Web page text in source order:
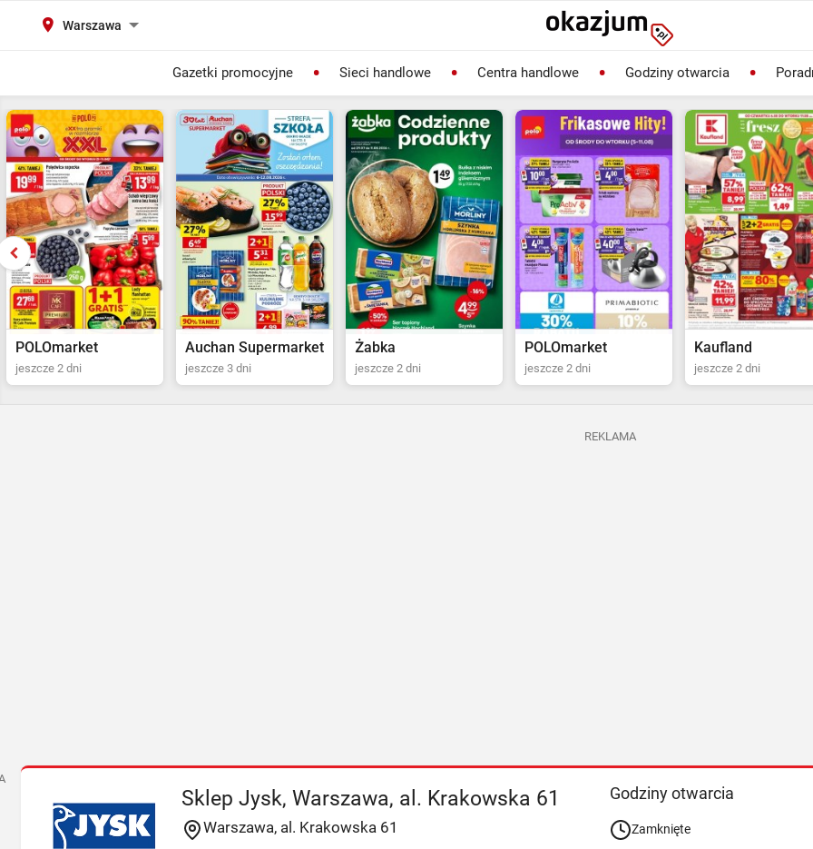
Warszawa
Gazetki promocyjne Sieci handlowe Centra handlowe Godziny otwarcia
Auchan Supermarket
jeszcze 3 dni
Żabka
jeszcze 2 dni
POLOmarket
jeszcze 2 dni
Kaufland
jeszcze 2 dni
Biedronka
jeszcze 22 dni
REKLAMA
Sklep Jysk, Warszawa, al. Krakowska 61
Warszawa, al. Krakowska 61
Godziny otwarcia
Zamknięte